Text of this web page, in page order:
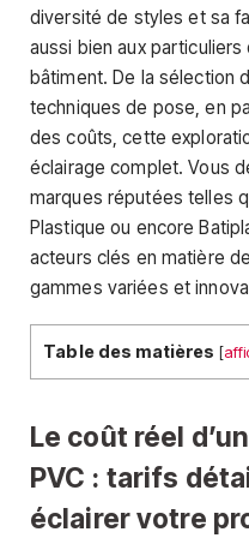
diversité de styles et sa
aussi bien aux particuliers
bâtiment. De la sélection
techniques de pose, en
des coûts, cette
éclairage complet. Vous
marques réputées telles
Plastique ou encore
acteurs clés en matière
gammes variées et
Table des matières [
Le coût réel
PVC : tarifs
éclairer votre